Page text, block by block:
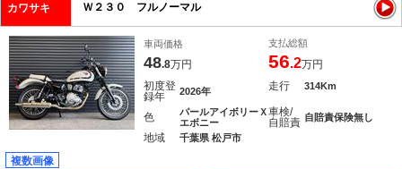
カワサキ Ｗ２３０ フルノーマル
車両価格
48.8万円
支払総額
56.2万円
初度登
録年
2026年 走行 314Km
色
パールアイボリーＸ
エボニー
車検/
自賠責 自賠責保険無し
地域 千葉県 松戸市
複数画像